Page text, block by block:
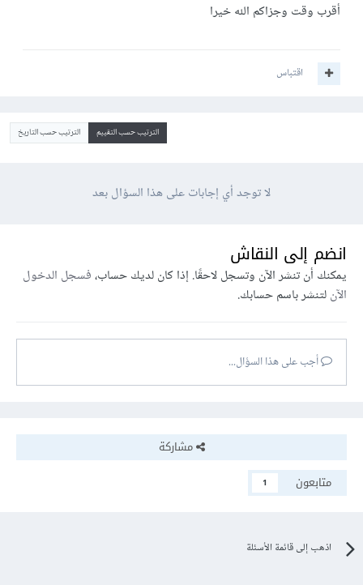
أقرب وقت وجزاكم الله خيرا
اقتباس
الترتيب حسب التقييم الترتيب حسب التاريخ
لا توجد أي إجابات على هذا السؤال بعد
انضم إلى النقاش
يمكنك أن تنشر الآن وتسجل لاحقًا. إذا كان لديك حساب،فسجل الدخول
الآنلتنشر باسم حسابك.
أجب على هذا السؤال...
مشاركة
متابعون
1
اذهب إلى قائمة الأسئلة